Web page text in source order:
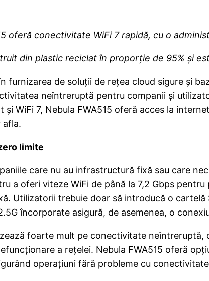
oferă conectivitate WiFi 7 rapidă, cu o
din plastic reciclat în proporție de 95% și
furnizarea de soluții de rețea cloud sigure și
neîntreruptă pentru companii și
și WiFi 7, Nebula FWA515 oferă acces la
afla.
limite
care nu au infrastructură fixă sau care
a oferi viteze WiFi de până la 7,2 Gbps
Utilizatorii trebuie doar să introducă o
încorporate asigură, de asemenea, o
foarte mult pe conectivitate
a rețelei. Nebula FWA515 oferă
operațiuni fără probleme cu